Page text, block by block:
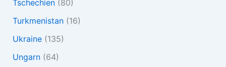
Tschechien(80)
Turkmenistan(16)
Ukraine(135)
Ungarn(64)